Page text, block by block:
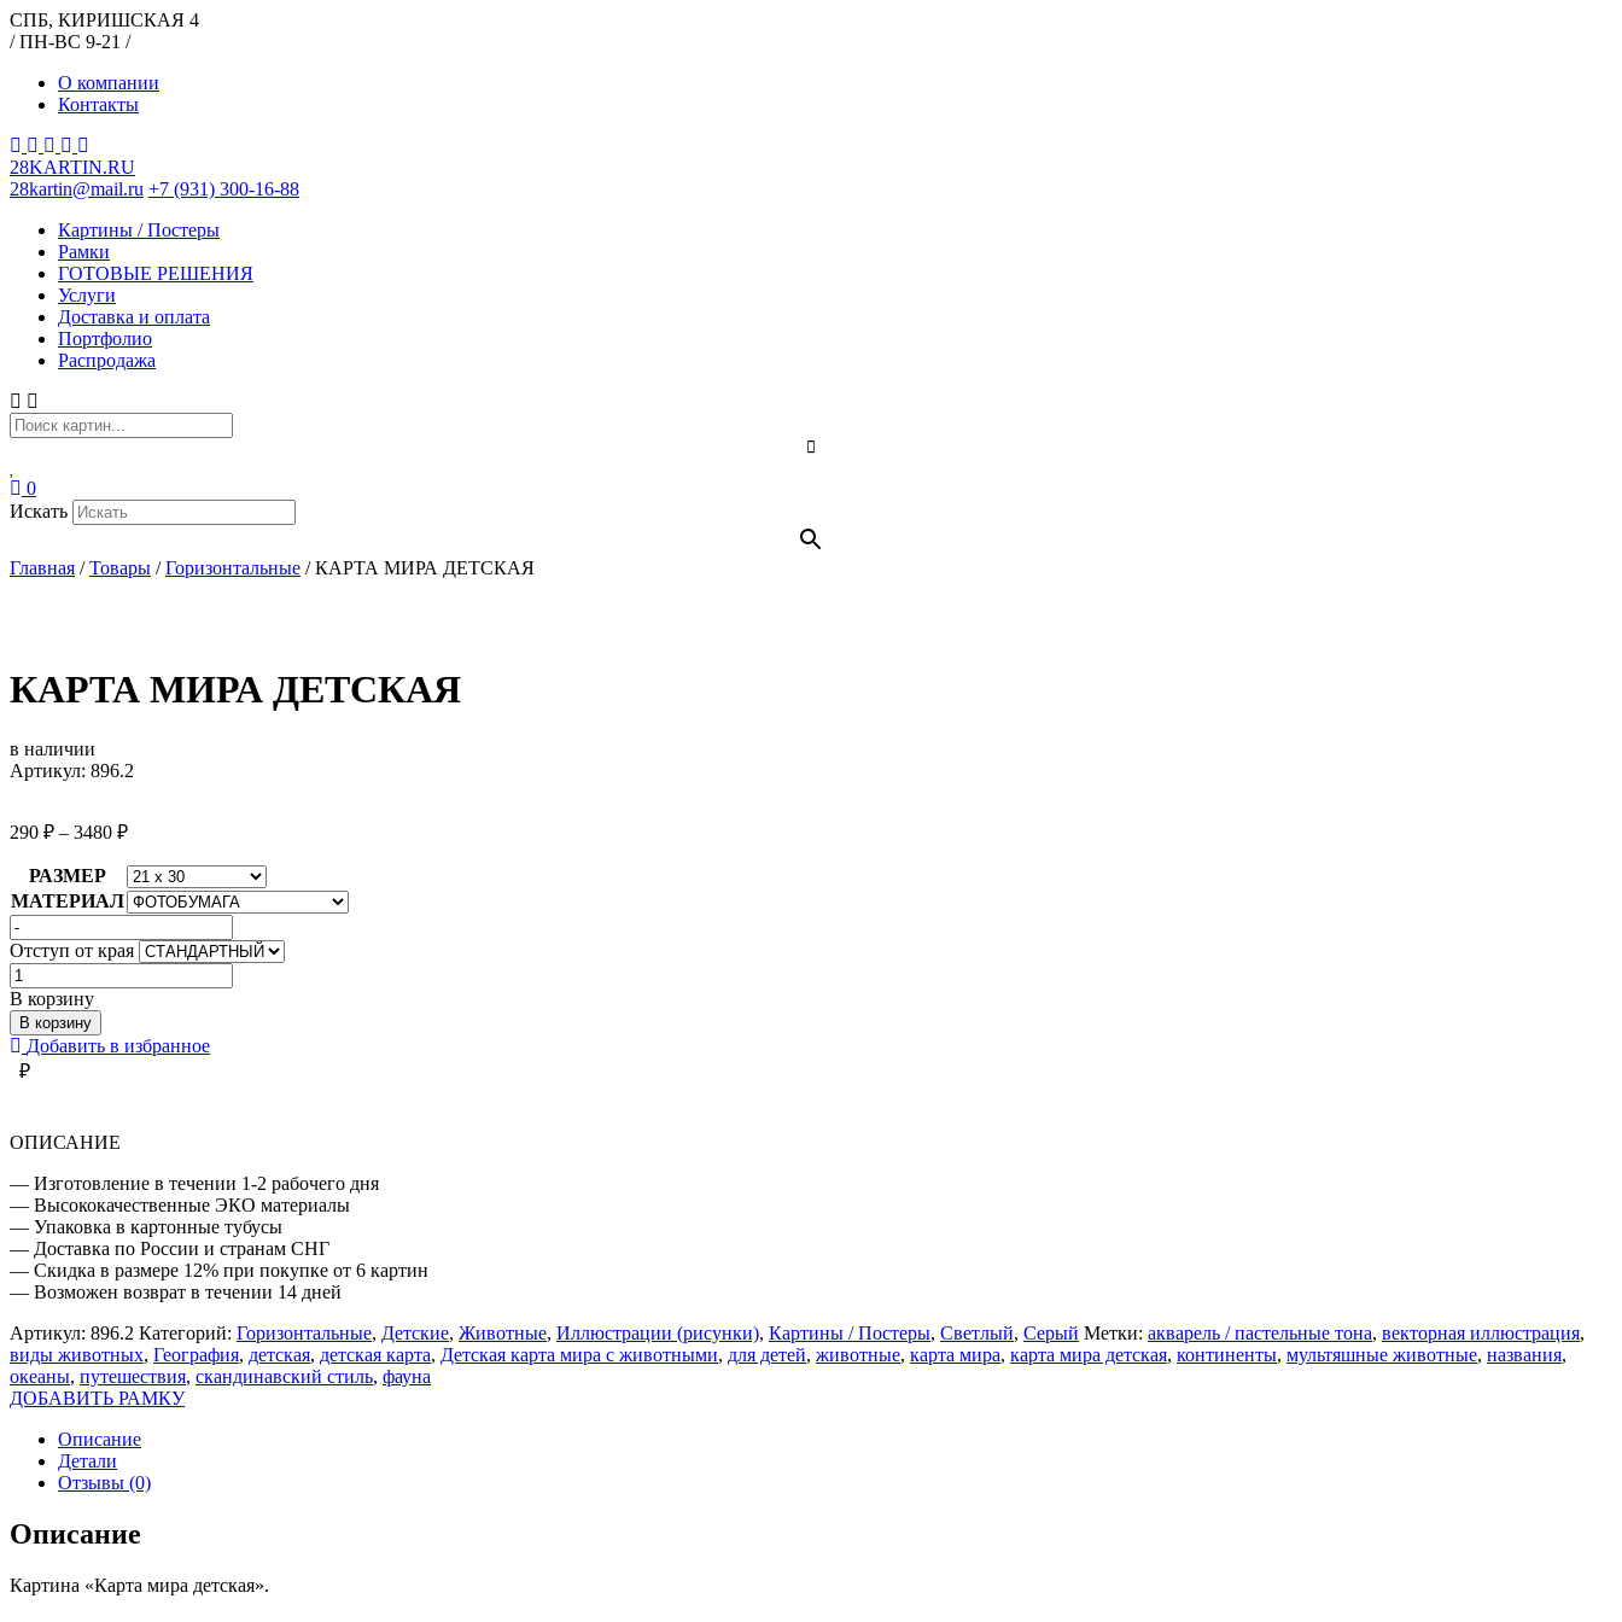
СПБ, КИРИШСКАЯ 4
/ ПН-ВС 9-21 /
О компании
Контакты
28KARTIN.RU
28kartin@mail.ru +7 (931) 300-16-88
Картины / Постеры
Рамки
ГОТОВЫЕ РЕШЕНИЯ
Услуги
Доставка и оплата
Портфолио
Распродажа
0
Искать
Главная /Товары /Горизонтальные /КАРТА МИРА ДЕТСКАЯ
КАРТА МИРА ДЕТСКАЯ
в наличии
Артикул: 896.2
290 ₽ – 3480 ₽
РАЗМЕР
МАТЕРИАЛ
Отступ от края
Количество
товара
КАРТА
МИРА
ДЕТСКАЯ
В корзину
В корзину
Добавить в избранное
₽
ОПИСАНИЕ
— Изготовление в течении 1-2 рабочего дня
— Высококачественные ЭКО материалы
— Упаковка в картонные тубусы
— Доставка по России и странам СНГ
— Скидка в размере 12% при покупке от 6 картин
— Возможен возврат в течении 14 дней
Артикул: 896.2 Категорий: Горизонтальные, Детские, Животные, Иллюстрации (рисунки), Картины / Постеры, Светлый, Серый Метки: акварель / пастельные тона, векторная иллюстрация,
виды животных, География, детская, детская карта, Детская карта мира с животными, для детей, животные, карта мира, карта мира детская, континенты, мультяшные животные, названия,
океаны, путешествия, скандинавский стиль, фауна
ДОБАВИТЬ РАМКУ
Описание
Детали
Отзывы (0)
Описание
Картина «Карта мира детская».